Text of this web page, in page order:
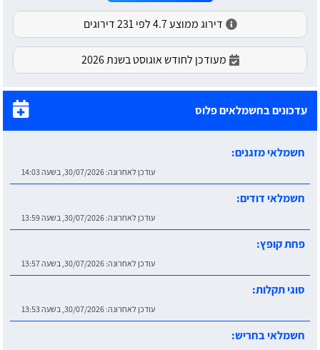
דירוג ממוצע 4.7 לפי 231 דירוגים
מעודכן לחודש אוגוסט בשנת 2026
עדכונים בחשמלאים פלוס
חשמלאי מזגנים:
עודכן לאחרונה: 30/07/2026, בשעה 14:03
חשמלאי דודים:
עודכן לאחרונה: 30/07/2026, בשעה 13:59
פחת קופץ:
עודכן לאחרונה: 30/07/2026, בשעה 13:57
סוגי תקלות:
עודכן לאחרונה: 30/07/2026, בשעה 13:53
חשמלאי בחריש: